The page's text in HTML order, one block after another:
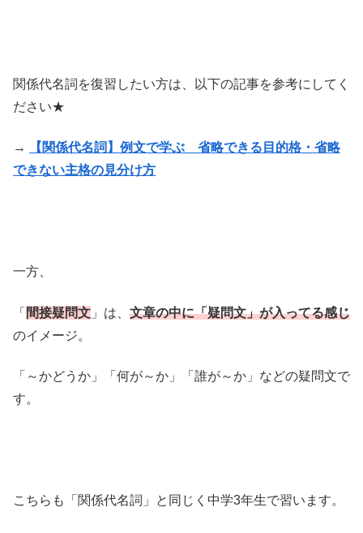
関係代名詞を復習したい方は、以下の記事を参考にしてく
ださい★
→
【関係代名詞】例文で学ぶ 省略できる目的格・省略
できない主格の見分け方
一方、
「 間接疑問文 」は、 文章の中に「疑問文」が入ってる感じ
のイメージ。
「～かどうか」「何が～か」「誰が～か」などの疑問文で
す。
こちらも「関係代名詞」と同じく中学3年生で習います。